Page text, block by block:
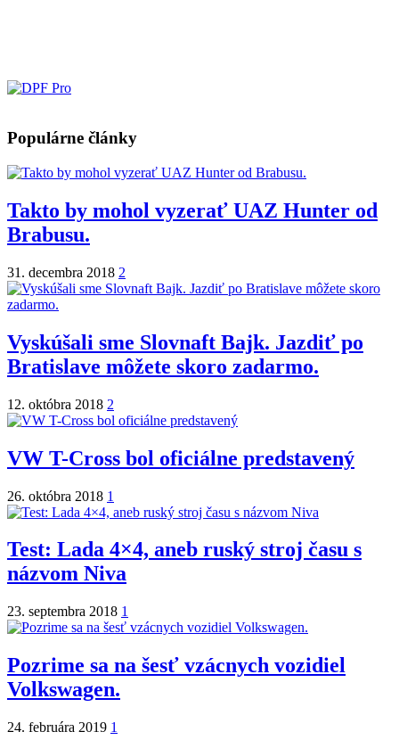
Populárne články
Takto by mohol vyzerať UAZ Hunter od
Brabusu.
31. decembra 2018 2
Vyskúšali sme Slovnaft Bajk. Jazdiť po
Bratislave môžete skoro zadarmo.
12. októbra 2018 2
VW T-Cross bol oficiálne predstavený
26. októbra 2018 1
Test: Lada 4×4, aneb ruský stroj času s
názvom Niva
23. septembra 2018 1
Pozrime sa na šesť vzácnych vozidiel
Volkswagen.
24. februára 2019 1